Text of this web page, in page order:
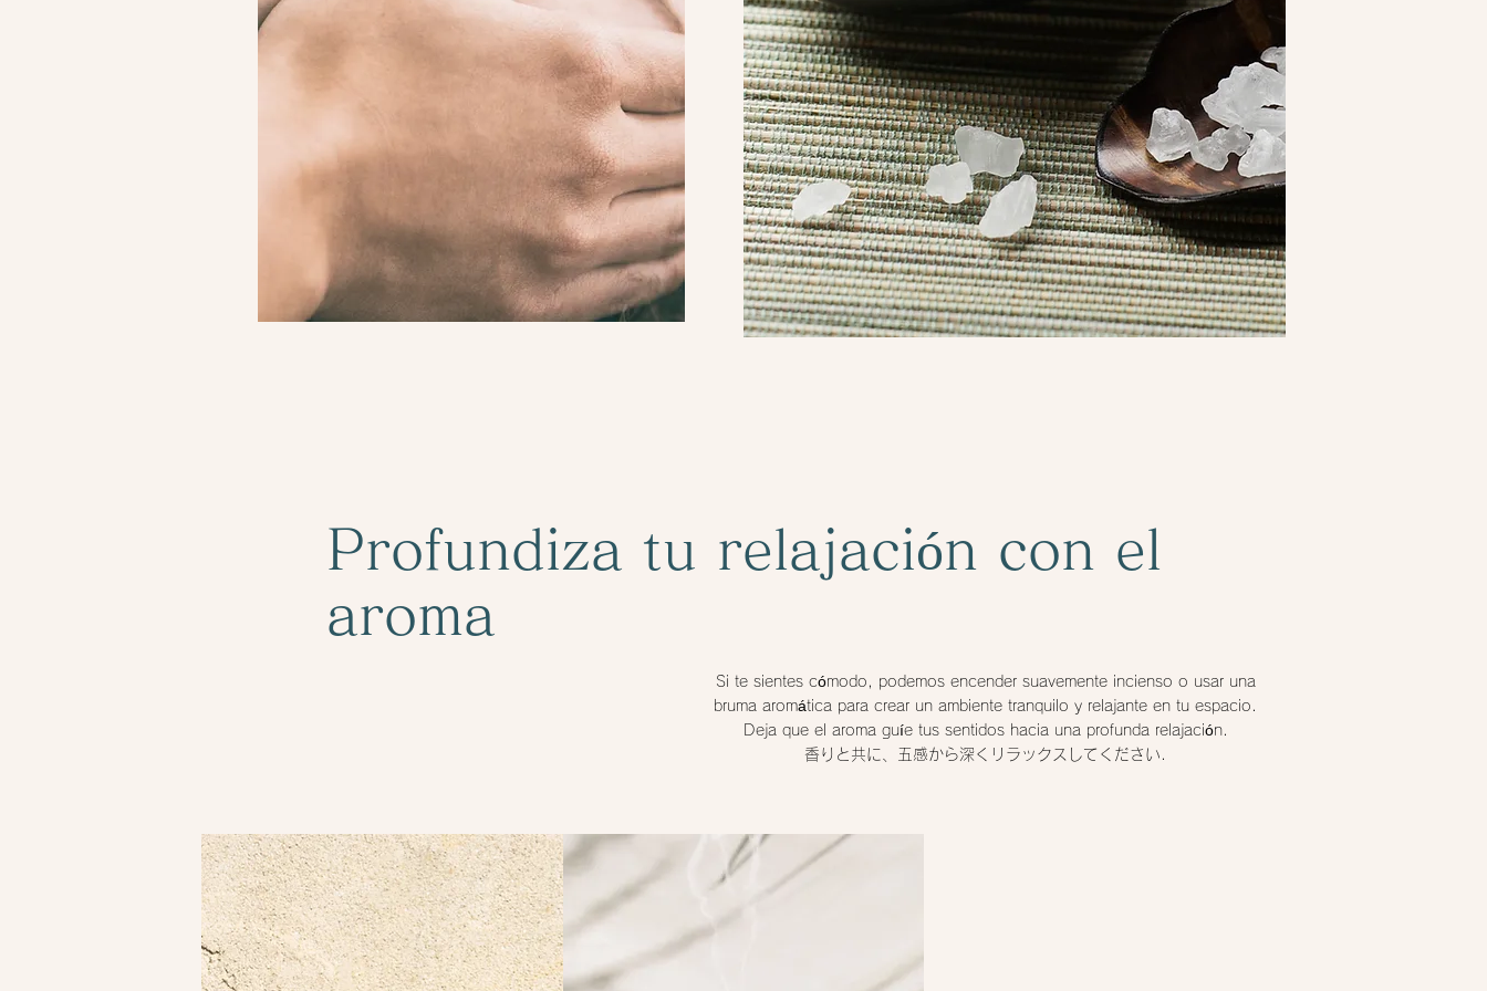
Profundiza tu relajación con el
aroma
Si te sientes cómodo, podemos encender suavemente incienso o usar una
bruma aromática para crear un ambiente tranquilo y relajante en tu espacio.
Deja que el aroma guíe tus sentidos hacia una profunda relajación.
香りと共に、五感から深くリラックスしてください.